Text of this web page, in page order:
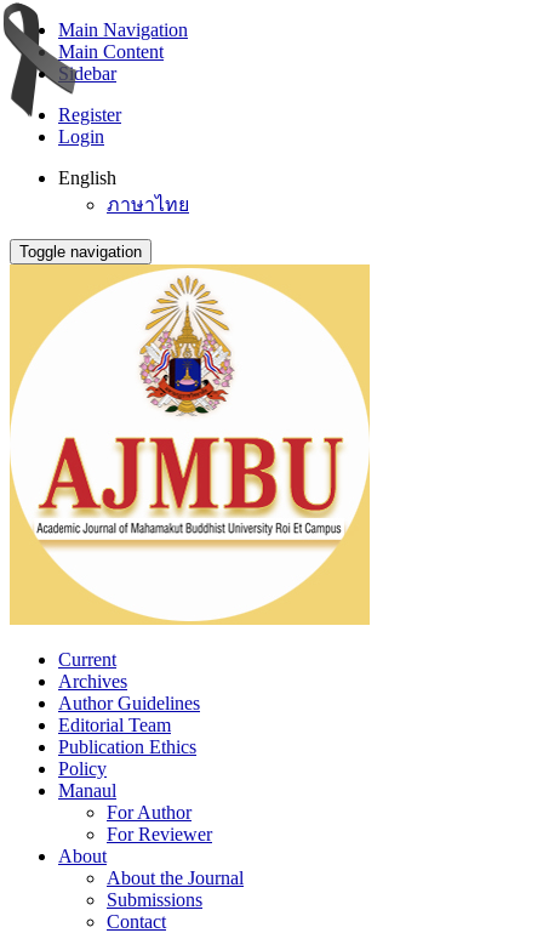
Main Navigation
Main Content
Sidebar
Register
Login
English
ภาษาไทย
Toggle navigation
Current
Archives
Author Guidelines
Editorial Team
Publication Ethics
Policy
Manaul
For Author
For Reviewer
About
About the Journal
Submissions
Contact